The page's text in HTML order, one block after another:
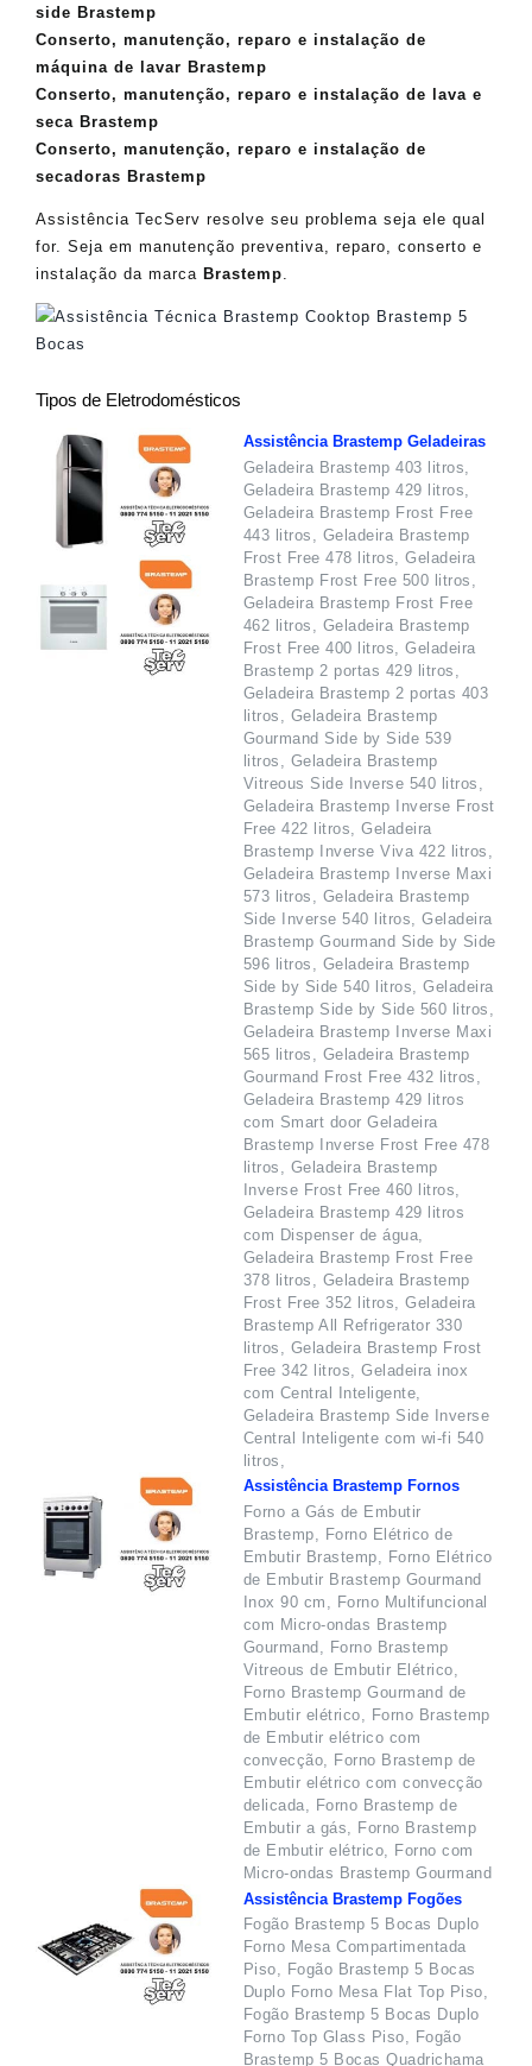
side Brastemp
Conserto, manutenção, reparo e instalação de
máquina de lavar Brastemp
Conserto, manutenção, reparo e instalação de lava e
seca Brastemp
Conserto, manutenção, reparo e instalação de
secadoras Brastemp
Assistência TecServ resolve seu problema seja ele qual
for. Seja em manutenção preventiva, reparo, conserto e
instalação da marca Brastemp
Tipos de Eletrodomésticos
Assistência Brastemp Geladeiras
Geladeira Brastemp 403 litros,
Geladeira Brastemp 429 litros,
Geladeira Brastemp Frost Free
443 litros, Geladeira Brastemp
Frost Free 478 litros, Geladeira
Brastemp Frost Free 500 litros,
Geladeira Brastemp Frost Free
462 litros, Geladeira Brastemp
Frost Free 400 litros, Geladeira
Brastemp 2 portas 429 litros,
Geladeira Brastemp 2 portas 403
litros, Geladeira Brastemp
Gourmand Side by Side 539
litros, Geladeira Brastemp
Vitreous Side Inverse 540 litros,
Geladeira Brastemp Inverse Frost
Free 422 litros, Geladeira
Brastemp Inverse Viva 422 litros,
Geladeira Brastemp Inverse Maxi
573 litros, Geladeira Brastemp
Side Inverse 540 litros, Geladeira
Brastemp Gourmand Side by Side
596 litros, Geladeira Brastemp
Side by Side 540 litros, Geladeira
Brastemp Side by Side 560 litros,
Geladeira Brastemp Inverse Maxi
565 litros, Geladeira Brastemp
Gourmand Frost Free 432 litros,
Geladeira Brastemp 429 litros
com Smart door Geladeira
Brastemp Inverse Frost Free 478
litros, Geladeira Brastemp
Inverse Frost Free 460 litros,
Geladeira Brastemp 429 litros
com Dispenser de água,
Geladeira Brastemp Frost Free
378 litros, Geladeira Brastemp
Frost Free 352 litros, Geladeira
Brastemp All Refrigerator 330
litros, Geladeira Brastemp Frost
Free 342 litros, Geladeira inox
com Central Inteligente,
Geladeira Brastemp Side Inverse
Central Inteligente com wi-fi 540
litros,
Assistência Brastemp Fornos
Forno a Gás de Embutir
Brastemp, Forno Elétrico de
Embutir Brastemp, Forno Elétrico
de Embutir Brastemp Gourmand
Inox 90 cm, Forno Multifuncional
com Micro-ondas Brastemp
Gourmand, Forno Brastemp
Vitreous de Embutir Elétrico,
Forno Brastemp Gourmand de
Embutir elétrico, Forno Brastemp
de Embutir elétrico com
convecção, Forno Brastemp de
Embutir elétrico com convecção
delicada, Forno Brastemp de
Embutir a gás, Forno Brastemp
de Embutir elétrico, Forno com
Micro-ondas Brastemp Gourmand
Assistência Brastemp Fogões
Fogão Brastemp 5 Bocas Duplo
Forno Mesa Compartimentada
Piso, Fogão Brastemp 5 Bocas
Duplo Forno Mesa Flat Top Piso,
Fogão Brastemp 5 Bocas Duplo
Forno Top Glass Piso, Fogão
Brastemp 5 Bocas Quadrichama